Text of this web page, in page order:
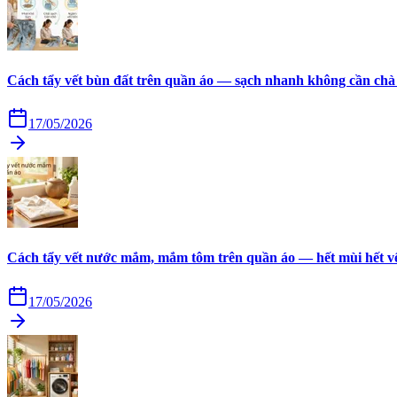
Cách tẩy vết bùn đất trên quần áo — sạch nhanh không cần
17/05/2026
Cách tẩy vết nước mắm, mắm tôm trên quần áo — hết mùi hết
17/05/2026